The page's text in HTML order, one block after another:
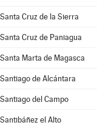
Santa Cruz de la Sierra
Santa Cruz de Paniagua
Santa Marta de Magasca
Santiago de Alcántara
Santiago del Campo
Santibáñez el Alto